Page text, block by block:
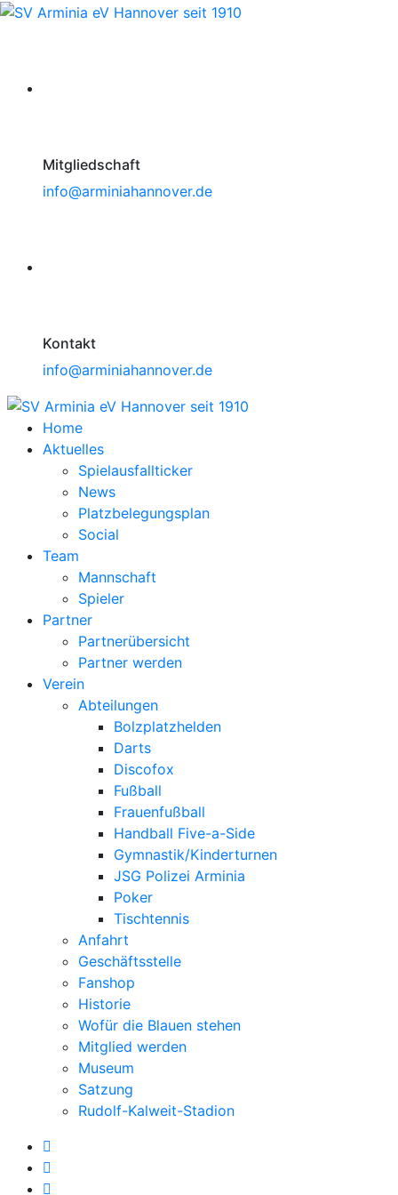
Mitgliedschaft
info@arminiahannover.de
Kontakt
info@arminiahannover.de
Home
Aktuelles
Spielausfallticker
News
Platzbelegungsplan
Social
Team
Mannschaft
Spieler
Partner
Partnerübersicht
Partner werden
Verein
Abteilungen
Bolzplatzhelden
Darts
Discofox
Fußball
Frauenfußball
Handball Five-a-Side
Gymnastik/Kinderturnen
JSG Polizei Arminia
Poker
Tischtennis
Anfahrt
Geschäftsstelle
Fanshop
Historie
Wofür die Blauen stehen
Mitglied werden
Museum
Satzung
Rudolf-Kalweit-Stadion